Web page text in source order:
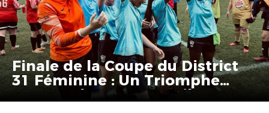
Finale de la Coupe du District
31 Féminine : Un Triomphe
pour Toulouse Rangueil FC